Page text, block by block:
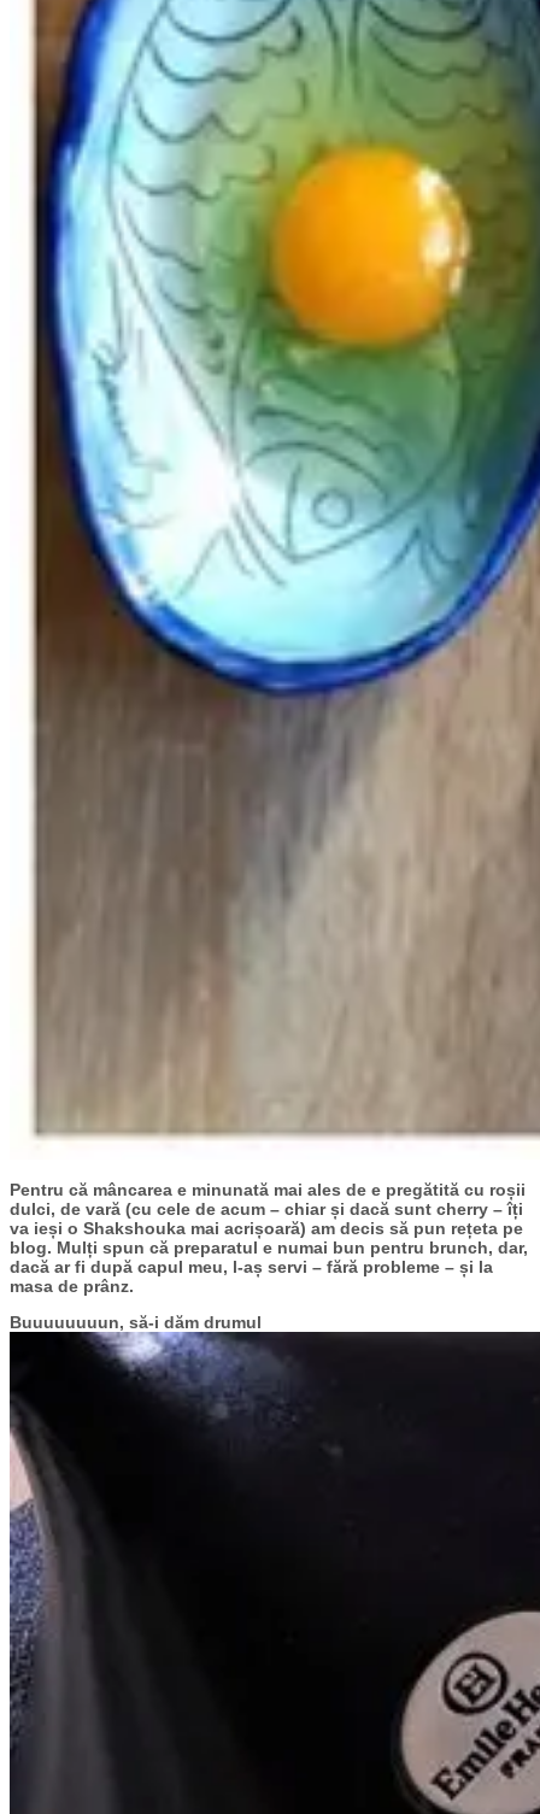
Pentru că mâncarea e minunată mai ales de e pregătită cu roșii
dulci, de vară (cu cele de acum – chiar și dacă sunt cherry – îți
va ieși o Shakshouka mai acrișoară) am decis să pun rețeta pe
blog. Mulți spun că preparatul e numai bun pentru brunch, dar,
dacă ar fi după capul meu, l-aș servi – fără probleme – și la
masa de prânz.
Buuuuuuuun, să-i dăm drumul